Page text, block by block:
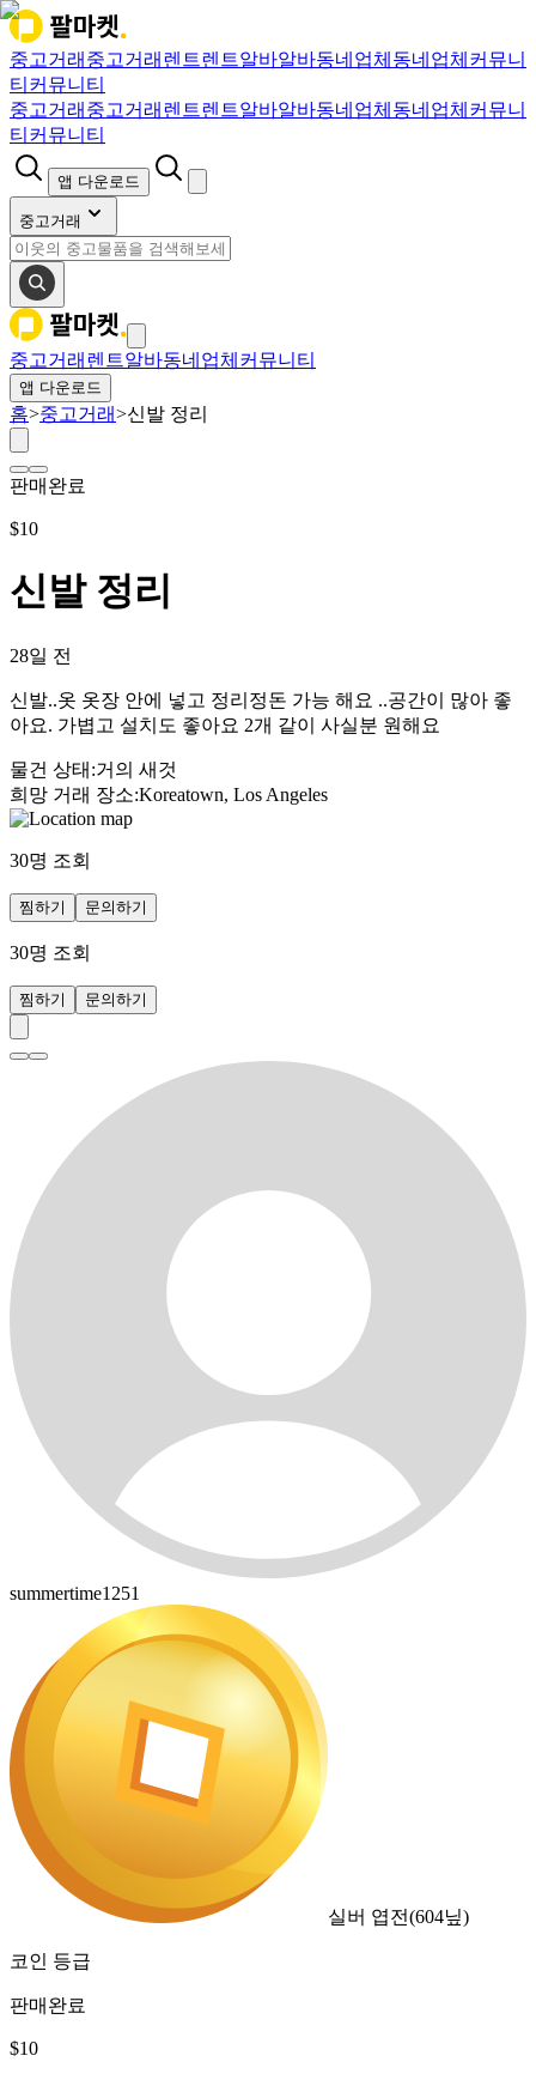
중고거래 중고거래 렌트렌트알바알바동네업체 동네업체 커뮤니
티 커뮤니티
중고거래 중고거래 렌트렌트알바알바동네업체 동네업체 커뮤니
티 커뮤니티
앱 다운로드
중고거래
중고거래 렌트알바동네업체 커뮤니티
앱 다운로드
홈>중고거래>신발 정리
판매완료
$10
신발 정리
28일 전
신발..옷 옷장 안에 넣고 정리정돈 가능 해요 ..공간이 많아 좋
아요. 가볍고 설치도 좋아요 2개 같이 사실분 원해요
물건 상태 :거의 새것
희망 거래 장소:Koreatown, Los Angeles
30명 조회
찜하기 문의하기
30명 조회
찜하기 문의하기
summertime1251
실버 엽전(604닢)
코인 등급
판매완료
$10